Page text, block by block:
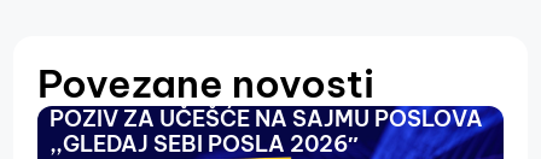
Povezane novosti
POZIV ZA UČEŠĆE NA SAJMU POSLOVA
,,GLEDAJ SEBI POSLA 2026″